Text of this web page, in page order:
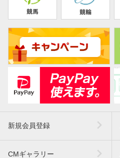
新規会員登録
CMギャラリー